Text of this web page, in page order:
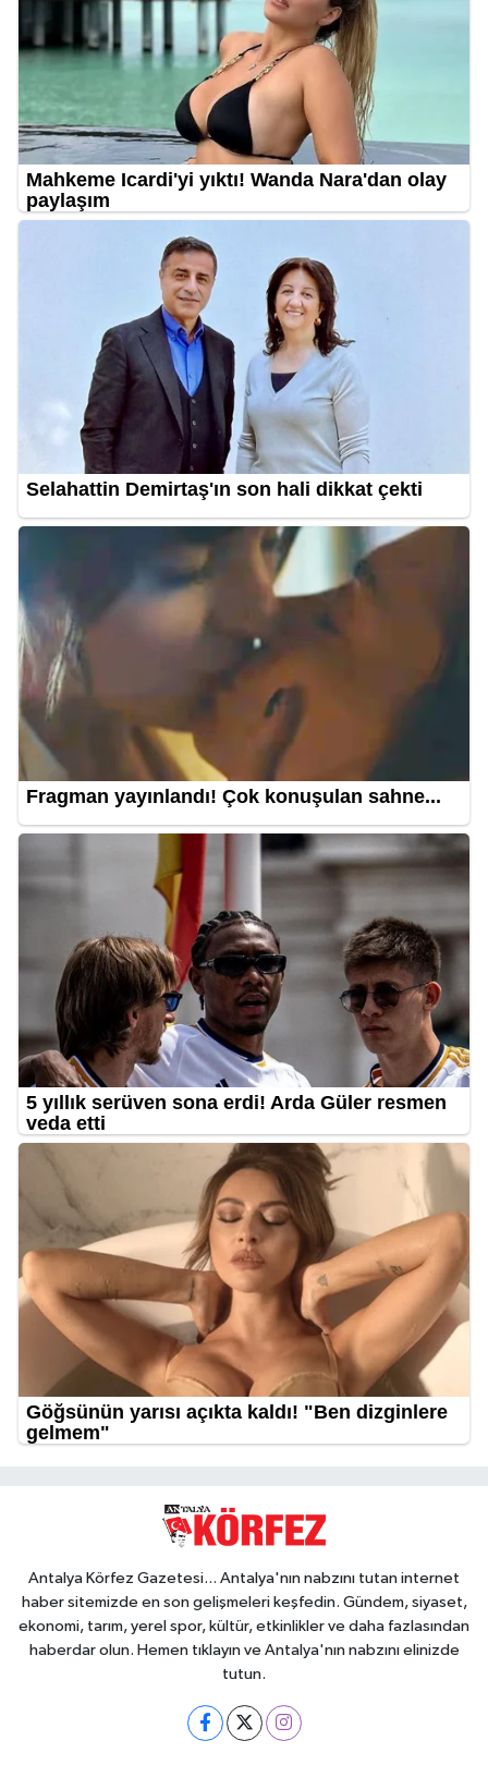
Antalya Körfez Gazetesi... Antalya'nın nabzını tutan internet
haber sitemizde en son gelişmeleri keşfedin. Gündem, siyaset,
ekonomi, tarım, yerel spor, kültür, etkinlikler ve daha fazlasından
haberdar olun. Hemen tıklayın ve Antalya'nın nabzını elinizde
tutun.